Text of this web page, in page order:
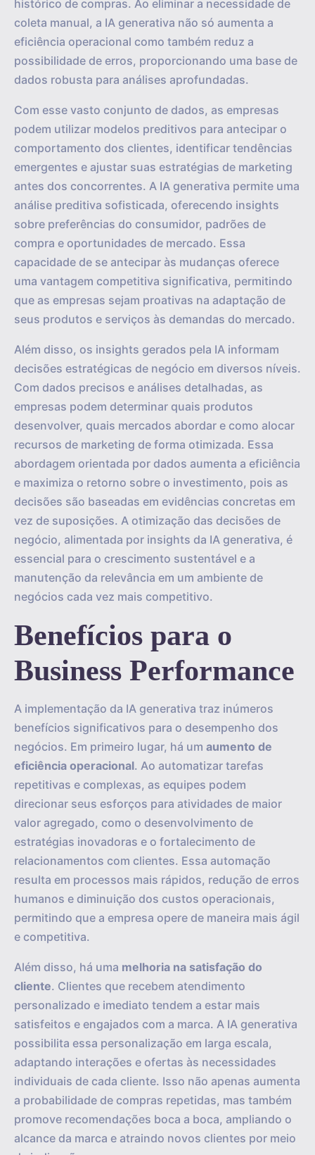
histórico de compras. Ao eliminar a necessidade de
coleta manual, a IA generativa não só aumenta a
eficiência operacional como também reduz a
possibilidade de erros, proporcionando uma base de
dados robusta para análises aprofundadas.
Com esse vasto conjunto de dados, as empresas
podem utilizar modelos preditivos para antecipar o
comportamento dos clientes, identificar tendências
emergentes e ajustar suas estratégias de marketing
antes dos concorrentes. A IA generativa permite uma
análise preditiva sofisticada, oferecendo insights
sobre preferências do consumidor, padrões de
compra e oportunidades de mercado. Essa
capacidade de se antecipar às mudanças oferece
uma vantagem competitiva significativa, permitindo
que as empresas sejam proativas na adaptação de
seus produtos e serviços às demandas do mercado.
Além disso, os insights gerados pela IA informam
decisões estratégicas de negócio em diversos níveis.
Com dados precisos e análises detalhadas, as
empresas podem determinar quais produtos
desenvolver, quais mercados abordar e como alocar
recursos de marketing de forma otimizada. Essa
abordagem orientada por dados aumenta a eficiência
e maximiza o retorno sobre o investimento, pois as
decisões são baseadas em evidências concretas em
vez de suposições. A otimização das decisões de
negócio, alimentada por insights da IA generativa, é
essencial para o crescimento sustentável e a
manutenção da relevância em um ambiente de
negócios cada vez mais competitivo.
Benefícios para o
Business Performance
A implementação da IA generativa traz inúmeros
benefícios significativos para o desempenho dos
negócios. Em primeiro lugar, há um aumento de
eficiência operacional. Ao automatizar tarefas
repetitivas e complexas, as equipes podem
direcionar seus esforços para atividades de maior
valor agregado, como o desenvolvimento de
estratégias inovadoras e o fortalecimento de
relacionamentos com clientes. Essa automação
resulta em processos mais rápidos, redução de erros
humanos e diminuição dos custos operacionais,
permitindo que a empresa opere de maneira mais ágil
e competitiva.
Além disso, há uma melhoria na satisfação do
cliente. Clientes que recebem atendimento
personalizado e imediato tendem a estar mais
satisfeitos e engajados com a marca. A IA generativa
possibilita essa personalização em larga escala,
adaptando interações e ofertas às necessidades
individuais de cada cliente. Isso não apenas aumenta
a probabilidade de compras repetidas, mas também
promove recomendações boca a boca, ampliando o
alcance da marca e atraindo novos clientes por meio